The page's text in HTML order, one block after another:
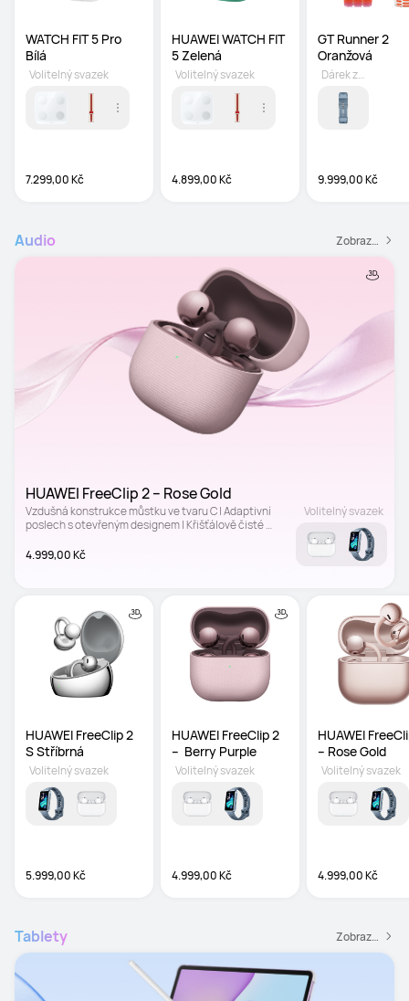
WATCH FIT 5 Pro
Bílá
7.299,00 Kč
Volitelný svazek
HUAWEI WATCH FIT
5 Zelená
4.899,00 Kč
Volitelný svazek
GT Runner 2
Oranžová
9.999,00 Kč
Dárek zdarma
Audio Zobrazit všechny Audio
HUAWEI FreeClip 2 – Rose Gold
Vzdušná konstrukce můstku ve tvaru C | Adaptivní
poslech s otevřeným designem | Křišťálově čisté
4.999,00 Kč
Volitelný svazek
HUAWEI FreeClip 2
S Stříbrná
5.999,00 Kč
Volitelný svazek
HUAWEI FreeClip 2
–  Berry Purple
4.999,00 Kč
Volitelný svazek
HUAWEI
– Rose Gold
4.999,00 Kč
Volitelný svazek
Tablety Zobrazit všechny tablety